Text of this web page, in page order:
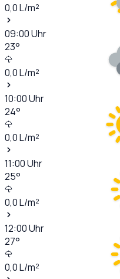
0,0L/m²
09:00Uhr
23°
0,0L/m²
10:00Uhr
24°
0,0L/m²
11:00Uhr
25°
0,0L/m²
12:00Uhr
27°
0,0L/m²